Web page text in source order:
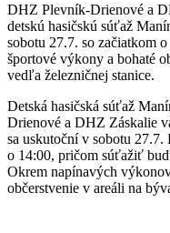
DHZ Plevník-Drienové a
detskú hasičskú súťaž
sobotu 27.7. so začiatkom
športové výkony a bohaté
vedľa železničnej stanice.
Detská hasičská súťaž
Drienové a DHZ Záskalie
sa uskutoční v sobotu
o 14:00, pričom súťažiť
Okrem napínavých
občerstvenie v areáli na